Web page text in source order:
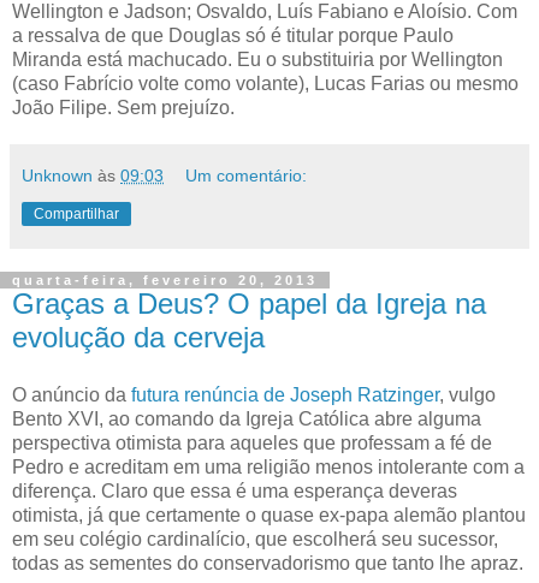
Wellington e Jadson; Osvaldo, Luís Fabiano e Aloísio. Com
a ressalva de que Douglas só é titular porque Paulo
Miranda está machucado. Eu o substituiria por Wellington
(caso Fabrício volte como volante), Lucas Farias ou mesmo
João Filipe. Sem prejuízo.
Unknown às 09:03 Um comentário:
Compartilhar
quarta-feira, fevereiro 20, 2013
Graças a Deus? O papel da Igreja na
evolução da cerveja
O anúncio da futura renúncia de Joseph Ratzinger, vulgo
Bento XVI, ao comando da Igreja Católica abre alguma
perspectiva otimista para aqueles que professam a fé de
Pedro e acreditam em uma religião menos intolerante com a
diferença. Claro que essa é uma esperança deveras
otimista, já que certamente o quase ex-papa alemão plantou
em seu colégio cardinalício, que escolherá seu sucessor,
todas as sementes do conservadorismo que tanto lhe apraz.